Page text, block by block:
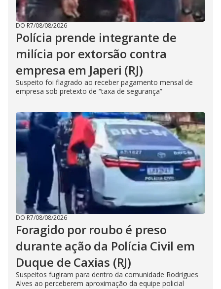
DO R7/08/08/2026
Polícia prende integrante de
milícia por extorsão contra
empresa em Japeri (RJ)
Suspeito foi flagrado ao receber pagamento mensal de
empresa sob pretexto de “taxa de segurança”
DO R7/08/08/2026
Foragido por roubo é preso
durante ação da Polícia Civil em
Duque de Caxias (RJ)
Suspeitos fugiram para dentro da comunidade Rodrigues
Alves ao perceberem aproximação da equipe policial